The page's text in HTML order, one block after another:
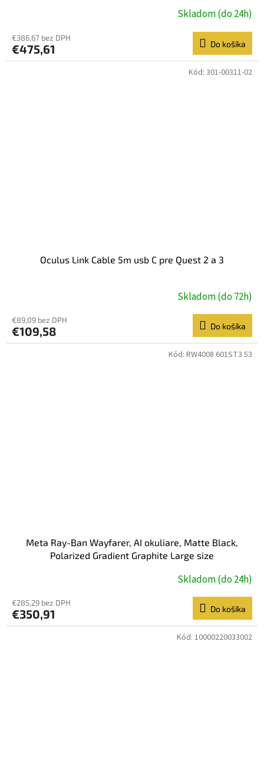
Skladom (do 24h)
€386,67 bez DPH
€475,61 Do košíka
Oculus Link Cable 5m usb C pre Quest 2 a 3
Skladom (do 72h)
€89,09 bez DPH
€109,58 Do košíka
Kód: 301-00311-02
Meta Ray-Ban Wayfarer, AI okuliare, Matte Black,
Polarized Gradient Graphite Large size
Skladom (do 24h)
€285,29 bez DPH
€350,91 Do košíka
Kód: RW4008 601ST3 53
Kód: 10000220033002